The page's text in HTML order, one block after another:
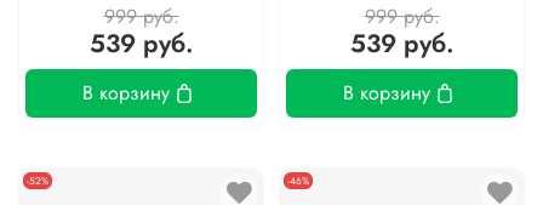
999 руб.
539 руб.
В корзину
999 руб.
539 руб.
В корзину
-52% -46%